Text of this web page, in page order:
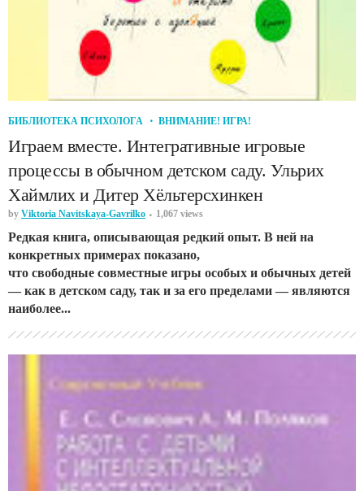
БИБЛИОТЕКА ПСИХОЛОГА ВНИМАНИЕ! ИГРА!
Играем вместе. Интегративные игровые
процессы в обычном детском саду. Ульрих
Хаймлих и Дитер Хёльтерсхинкен
by Viktoria Navitskaya-Gavrilko 1,067 views
Редкая книга, описывающая редкий опыт. В ней на
конкретных примерах показано,
что свободные совместные игры особых и обычных детей
— как в детском саду, так и за его пределами — являются
наиболее...